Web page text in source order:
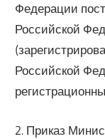
Федерации
Российской
Российской
2. Приказ